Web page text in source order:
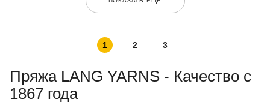
1 2 3
Пряжа LANG YARNS - Качество с
1867 года